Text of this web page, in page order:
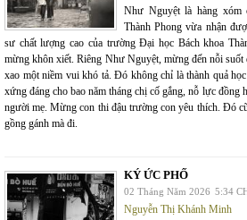
Như Nguyệt là hàng xóm
Thành Phong vừa nhận
sư chất lượng cao của trường Đại học Bách khoa
mừng khôn xiết. Riêng Như Nguyệt, mừng đến nỗi suốt
xao một niềm vui khó tả. Đó không chỉ là thành quả
xứng đáng cho bao năm tháng chị cố gắng, nỗ lực đồng
người mẹ. Mừng con thi đậu trường con yêu thích. Đó
gồng gánh mà đi.
KÝ ỨC PHỐ
02 Tháng Năm 2026 5:34
Nguyễn Thị Khánh Minh